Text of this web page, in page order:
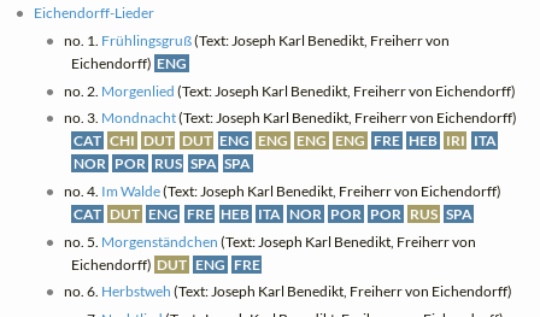
Eichendorff-Lieder
no. 1. Frühlingsgruß(Text: Joseph Karl Benedikt, Freiherr von
Eichendorff) ENG
no. 2. Morgenlied (Text: Joseph Karl Benedikt, Freiherr von Eichendorff)
no. 3. Mondnacht(Text: Joseph Karl Benedikt, Freiherr von Eichendorff)
CAT CHI DUT DUT ENG ENG ENG ENG FRE HEB IRI ITA
NOR POR RUS SPA SPA
no. 4. Im Walde(Text: Joseph Karl Benedikt, Freiherr von Eichendorff)
CAT DUT ENG FRE HEB ITA NOR POR POR RUS SPA
no. 5. Morgenständchen (Text: Joseph Karl Benedikt, Freiherr von
Eichendorff) DUT ENG FRE
no. 6. Herbstweh (Text: Joseph Karl Benedikt, Freiherr von Eichendorff)